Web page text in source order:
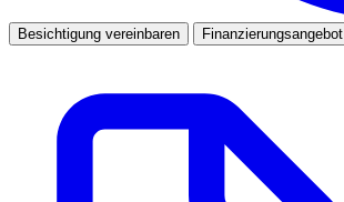
Besichtigung vereinbaren Finanzierungsangebot